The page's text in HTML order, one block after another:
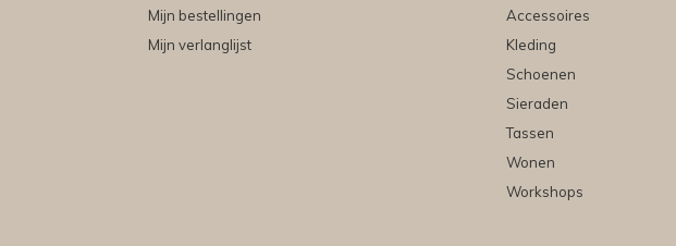
Mijn bestellingen
Mijn verlanglijst
Accessoires
Kleding
Schoenen
Sieraden
Tassen
Wonen
Workshops